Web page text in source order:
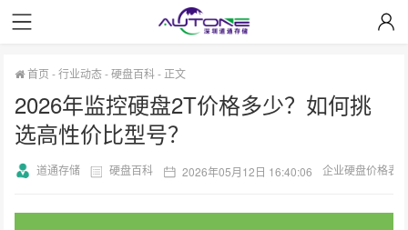
首页 -行业动态-硬盘百科- 正文
2026年监控硬盘2T价格多少？如何挑
选高性价比型号？
道通存储 硬盘百科 2026年05月12日 16:40:06 企业硬盘价格表